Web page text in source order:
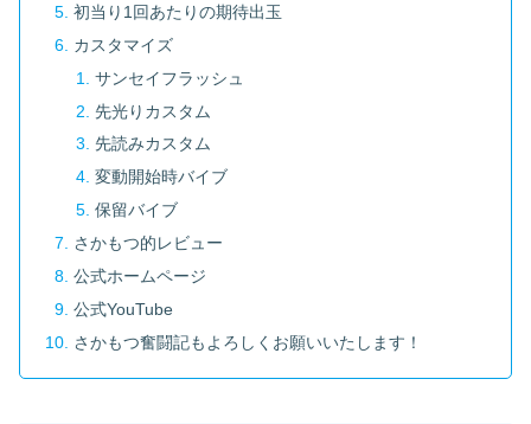
初当り1回あたりの期待出玉
カスタマイズ
サンセイフラッシュ
先光りカスタム
先読みカスタム
変動開始時バイブ
保留バイブ
さかもつ的レビュー
公式ホームページ
公式YouTube
さかもつ奮闘記もよろしくお願いいたします！